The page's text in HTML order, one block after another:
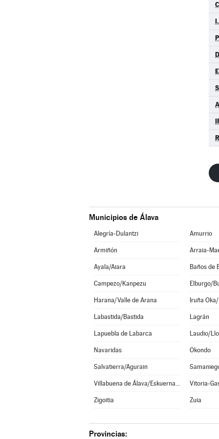
Municipios de Álava
Alegría-Dulantzi Amurrio
Armiñón Arraia-
Ayala/Aiara Baños de
Campezo/Kanpezu Elburgo/
Harana/Valle de Arana Iruña
Labastida/Bastida Lagrán
Lapuebla de Labarca Laudio/
Navaridas Okondo
Salvatierra/Agurain
Villabuena de Álava/Eskuernaga Vitoria-
Zigoitia Zuia
Provincias: